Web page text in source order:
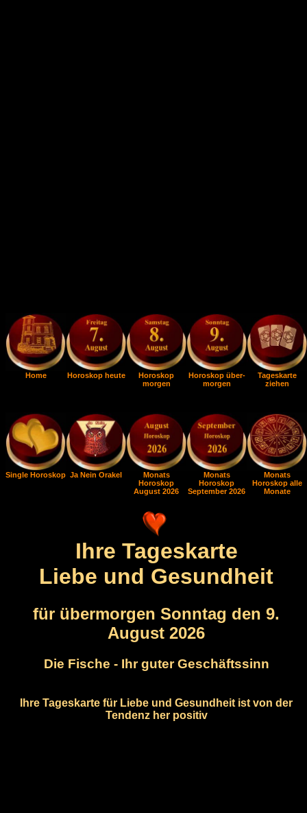
Home Horoskop heute
Horoskop
morgen
Horoskop über-
morgen
Tageskarte
ziehen
Single Horoskop Ja Nein Orakel
Monats
Horoskop
August 2026
Monats
Horoskop
September 2026
Monats
Horoskop alle
Monate
Ihre Tageskarte
Liebe und Gesundheit
für übermorgen Sonntag den 9.
August 2026
Die Fische - Ihr guter Geschäftssinn
Ihre Tageskarte für Liebe und Gesundheit ist von der
Tendenz her positiv